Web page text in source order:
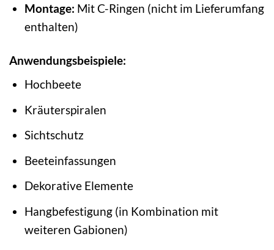
Montage: Mit C-Ringen (nicht im Lieferumfang
enthalten)
Anwendungsbeispiele:
Hochbeete
Kräuterspiralen
Sichtschutz
Beeteinfassungen
Dekorative Elemente
Hangbefestigung (in Kombination mit
weiteren Gabionen)